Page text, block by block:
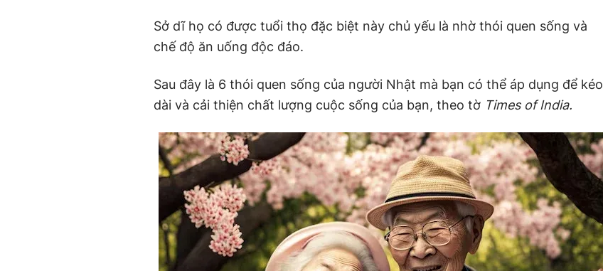
Sở dĩ họ có được tuổi thọ đặc biệt này chủ yếu là nhờ thói quen sống và
chế độ ăn uống độc đáo.
Sau đây là 6 thói quen sống của người Nhật mà bạn có thể áp dụng để kéo
dài và cải thiện chất lượng cuộc sống của bạn, theo tờ Times of India.